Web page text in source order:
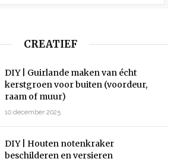
CREATIEF
DIY | Guirlande maken van écht
kerstgroen voor buiten (voordeur,
raam of muur)
10 december 2025
DIY | Houten notenkraker
beschilderen en versieren